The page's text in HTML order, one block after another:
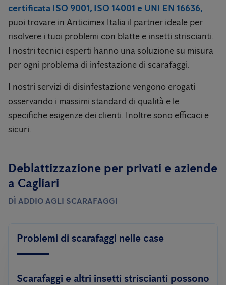
certificata ISO 9001, ISO 14001 e UNI EN 16636,
puoi trovare in Anticimex Italia il partner ideale per
risolvere i tuoi problemi con blatte e insetti striscianti.
I nostri tecnici esperti hanno una soluzione su misura
per ogni problema di infestazione di scarafaggi.
I nostri servizi di disinfestazione vengono erogati
osservando i massimi standard di qualità e le
specifiche esigenze dei clienti. Inoltre sono efficaci e
sicuri.
Deblattizzazione per privati ​​e aziende
a Cagliari
DÌ ADDIO AGLI SCARAFAGGI
Problemi di scarafaggi nelle case
Scarafaggi e altri insetti striscianti possono